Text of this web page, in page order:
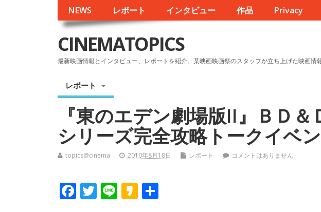
NEWS レポート インタビュー 作品 Privacy
CINEMATOPICS
最新映画情報とインタビュー、レポートを紹介。某映画映画祭のスタッフが立ち上げた映画情
レポート
『東のエデン劇場版II』ＢＤ
シリーズ完全攻略トークイベ
topics@cinema 2010年8月18日 レポート コメントはありません
F T Li K